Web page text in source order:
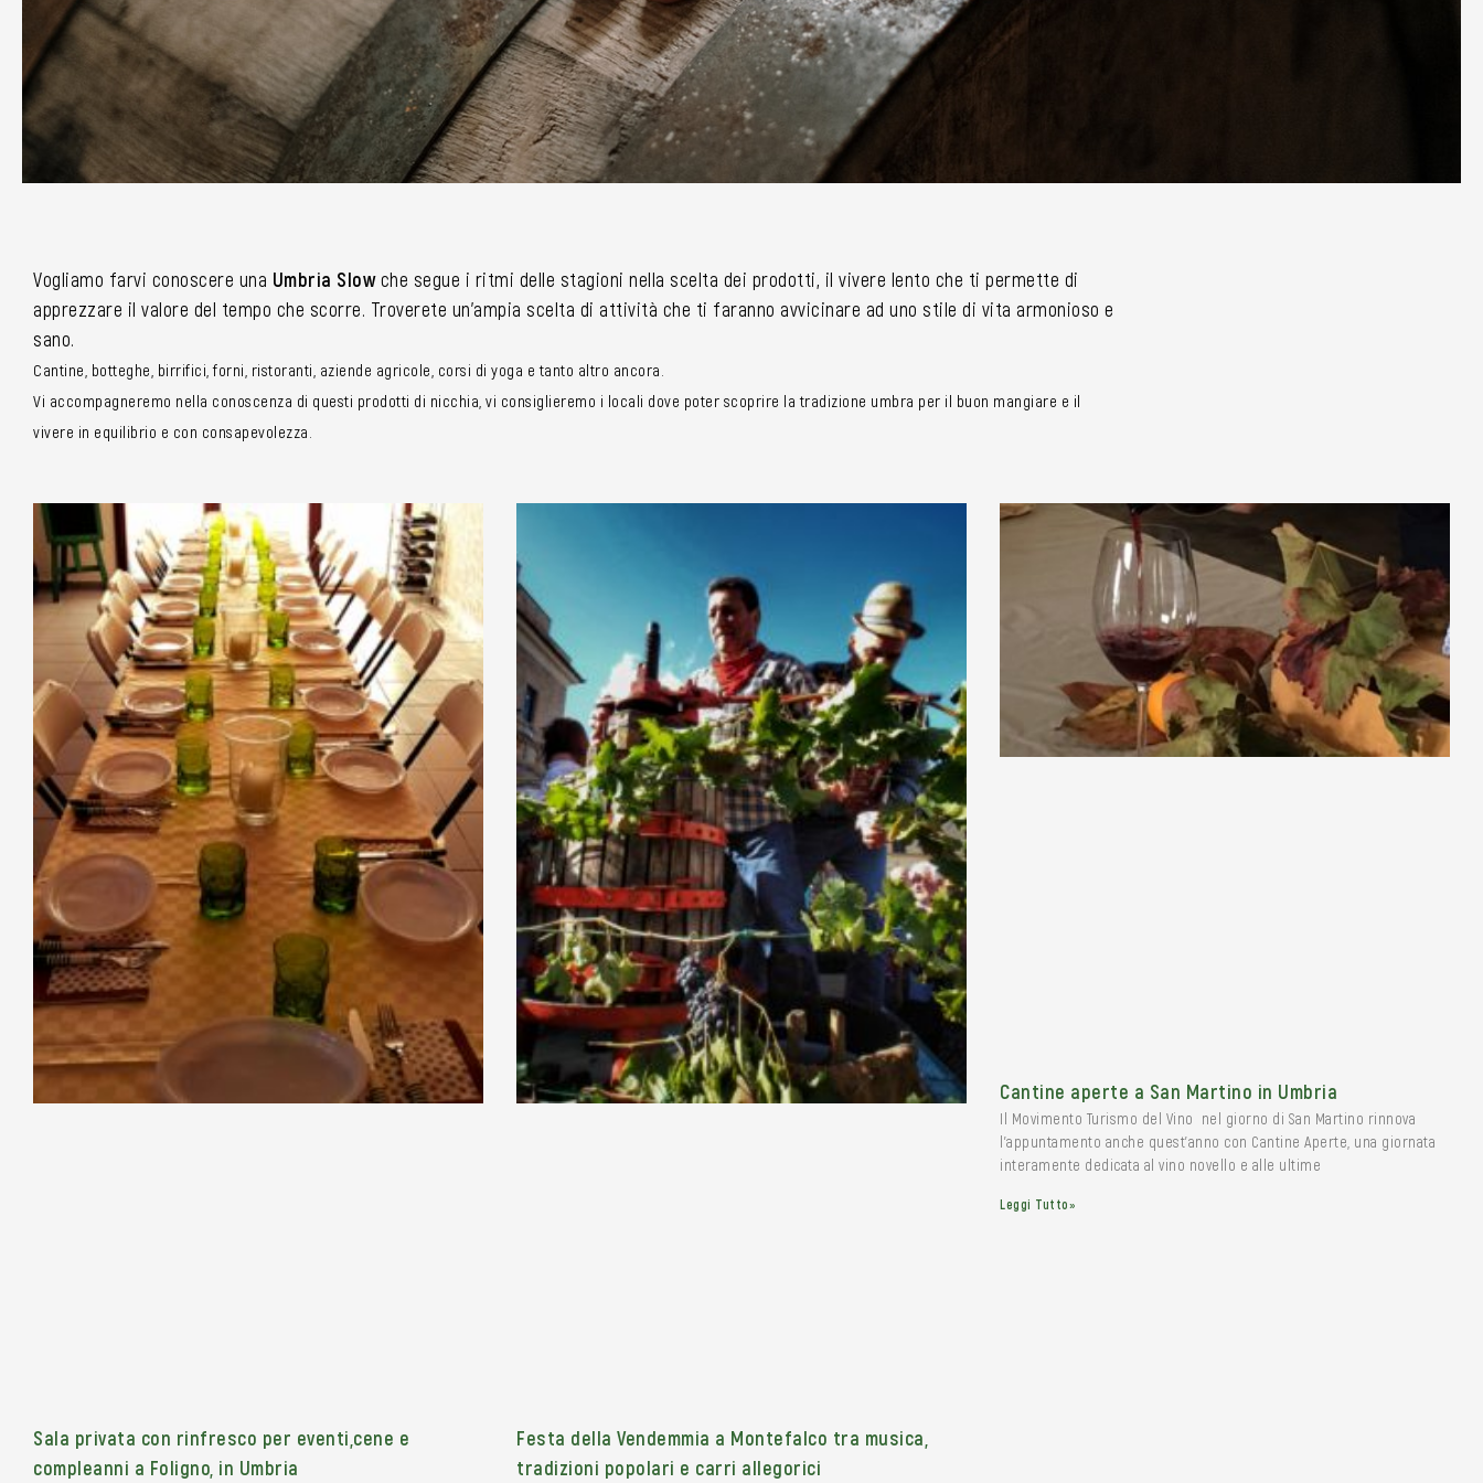
Vogliamo farvi conoscere una Umbria Slowche segue i ritmi delle stagioni nella scelta dei prodotti, il vivere lento che ti permette di
apprezzare il valore del tempo che scorre. Troverete un’ampia scelta di attività che ti faranno avvicinare ad uno stile di vita armonioso e
sano.
Cantine, botteghe, birrifici, forni, ristoranti, aziende agricole, corsi di yoga e tanto altro ancora.
Vi accompagneremo nella conoscenza di questi prodotti di nicchia, vi consiglieremo i locali dove poter scoprire la tradizione umbra per il buon mangiare e il
vivere in equilibrio e con consapevolezza.
Sala privata con rinfresco per eventi,cene e
compleanni a Foligno, in Umbria
Festa della Vendemmia a Montefalco tra musica,
tradizioni popolari e carri allegorici
Cantine aperte a San Martino in Umbria
Il Movimento Turismo del Vino nel giorno di San Martino rinnova
l’appuntamento anche quest’anno con Cantine Aperte, una giornata
interamente dedicata al vino novello e alle ultime
Leggi Tutto»